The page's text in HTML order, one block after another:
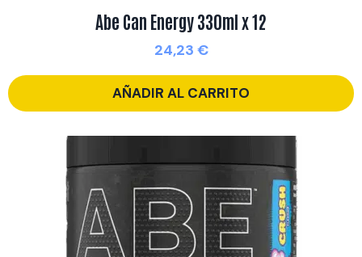
Abe Can Energy 330ml x 12
24,23 €
AÑADIR AL CARRITO